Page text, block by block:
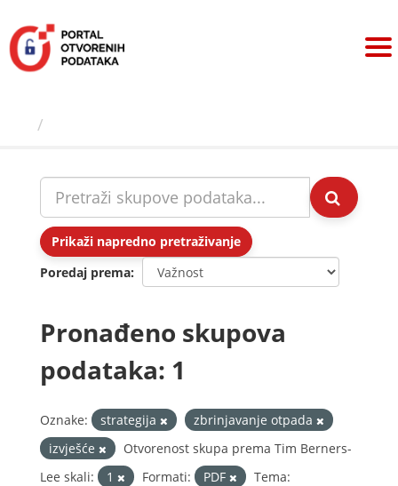
sadržaj
Prikaži napredno pretraživanje
Poredaj prema
Pronađeno skupova
podataka: 1
Oznake: strategija
zbrinjavanje otpada
izvješće
Otvorenost skupa prema Tim Berners-
Lee skali:
1 Formati: PDF
Tema: